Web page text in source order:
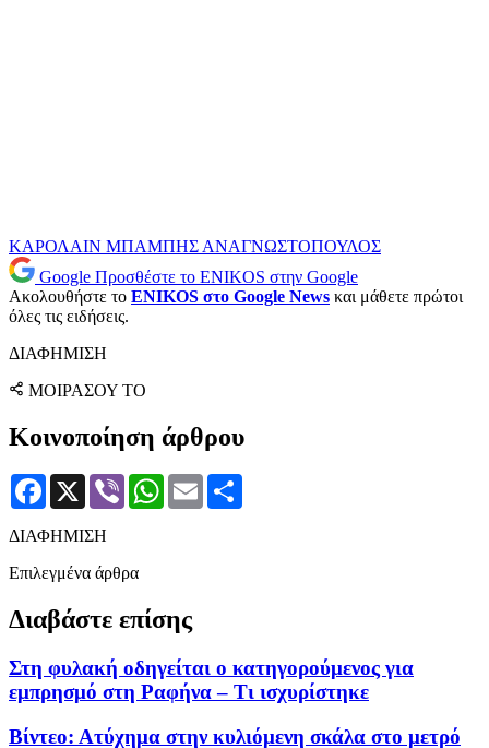
ΚΑΡΟΛΑΙΝ ΜΠΑΜΠΗΣ ΑΝΑΓΝΩΣΤΟΠΟΥΛΟΣ
Google Προσθέστε το ENIKOS στην Google
Ακολουθήστε το ENIKOS στο Google News και μάθετε πρώτοι
όλες τις ειδήσεις.
ΔΙΑΦΗΜΙΣΗ
ΜΟΙΡΑΣΟΥ ΤΟ
Κοινοποίηση άρθρου
Facebook
X Viber WhatsApp
Email
ΔΙΑΦΗΜΙΣΗ
Επιλεγμένα άρθρα
Διαβάστε επίσης
Στη φυλακή οδηγείται ο κατηγορούμενος για
εμπρησμό στη Ραφήνα – Τι ισχυρίστηκε
Βίντεο: Ατύχημα στην κυλιόμενη σκάλα στο μετρό